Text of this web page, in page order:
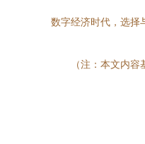
数字经济时代，选择
（注：本文内